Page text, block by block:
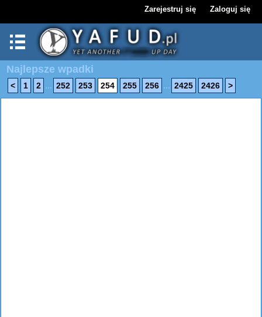
Zarejestruj się Zaloguj się
Najlepsze wpadki
< 1 2 ... 252 253 254 255 256 ... 2425 2426 >